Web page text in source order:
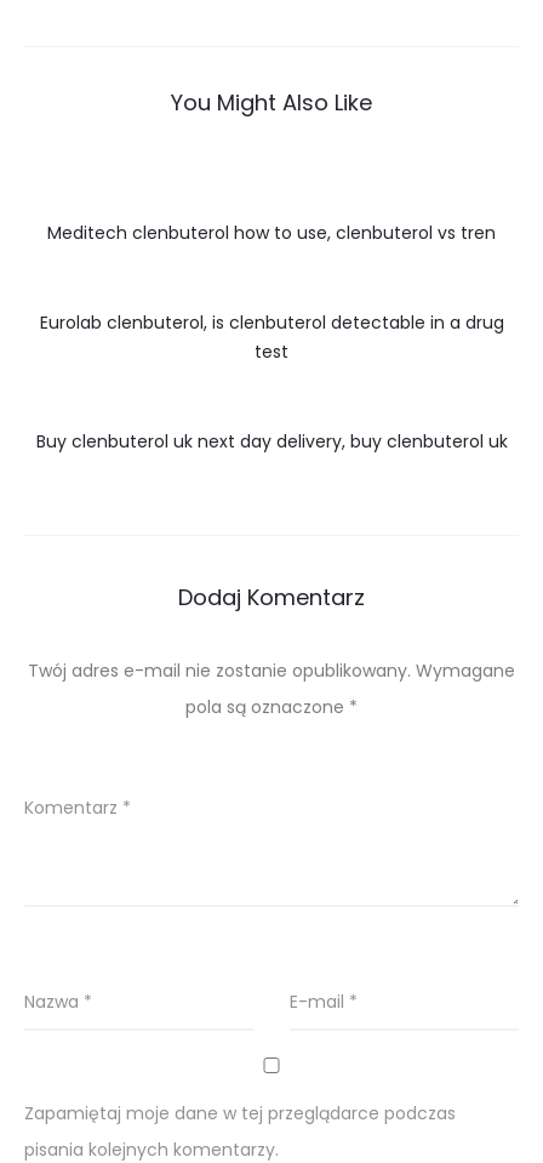
You Might Also Like
Meditech clenbuterol how to use, clenbuterol vs tren
Eurolab clenbuterol, is clenbuterol detectable in a drug
test
Buy clenbuterol uk next day delivery, buy clenbuterol uk
Dodaj Komentarz
Twój adres e-mail nie zostanie opublikowany. Wymagane
pola są oznaczone *
Komentarz *
Nazwa * E-mail *
Zapamiętaj moje dane w tej przeglądarce podczas
pisania kolejnych komentarzy.